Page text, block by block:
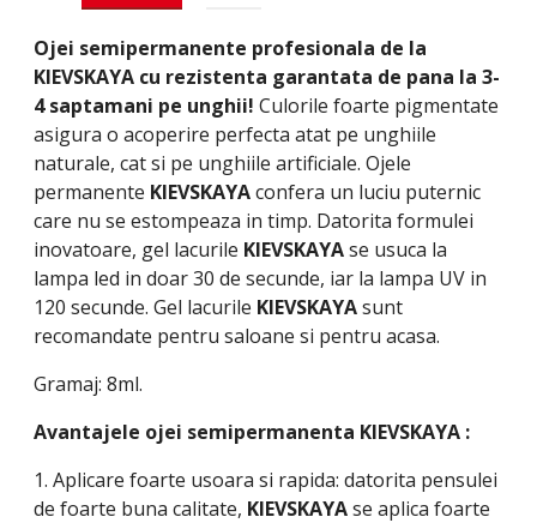
Ojei semipermanente profesionala de la
KIEVSKAYA cu rezistenta garantata de pana la 3-
4 saptamani pe unghii! Culorile foarte pigmentate
asigura o acoperire perfecta atat pe unghiile
naturale, cat si pe unghiile artificiale. Ojele
permanente KIEVSKAYAconfera un luciu puternic
care nu se estompeaza in timp. Datorita formulei
inovatoare, gel lacurile KIEVSKAYAse usuca la
lampa led in doar 30 de secunde, iar la lampa UV in
120 secunde. Gel lacurile KIEVSKAYAsunt
recomandate pentru saloane si pentru acasa.
Gramaj: 8ml.
Avantajele ojei semipermanenta KIEVSKAYA :
1. Aplicare foarte usoara si rapida: datorita pensulei
de foarte buna calitate, KIEVSKAYAse aplica foarte